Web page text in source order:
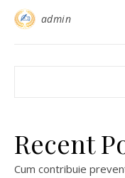
admin
Recent
Cum contribuie